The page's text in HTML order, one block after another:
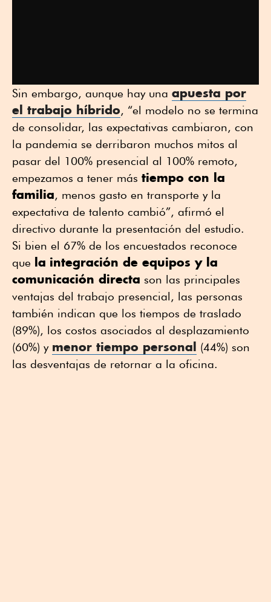
Sin embargo, aunque hay una apuesta por
el trabajo híbrido, “el modelo no se termina
de consolidar, las expectativas cambiaron, con
la pandemia se derribaron muchos mitos al
pasar del 100% presencial al 100% remoto,
empezamos a tener más tiempo con la
familia, menos gasto en transporte y la
expectativa de talento cambió”, afirmó el
directivo durante la presentación del estudio.
Si bien el 67% de los encuestados reconoce
que la integración de equipos y la
comunicación directa son las principales
ventajas del trabajo presencial, las personas
también indican que los tiempos de traslado
(89%), los costos asociados al desplazamiento
(60%) y menor tiempo personal
(44%) son
las desventajas de retornar a la oficina.